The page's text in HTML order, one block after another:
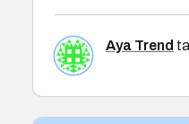
Aya Trend